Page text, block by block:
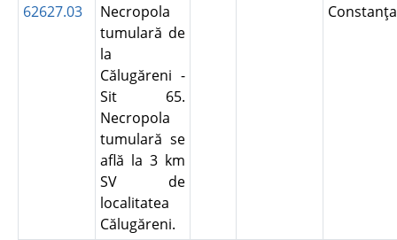
62627.03
Necropola
tumulară de
la
Călugăreni -
Sit 65.
Necropola
tumulară se
află la 3 km
SV de
localitatea
Călugăreni.
Constanţa